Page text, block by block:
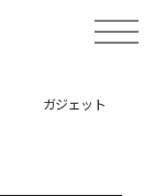
toggle
ガジェット